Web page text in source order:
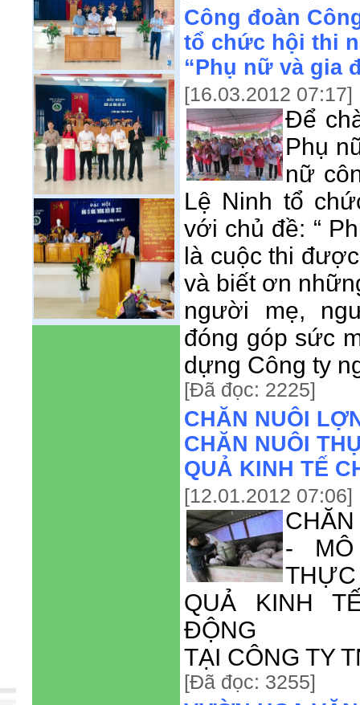
Công đoàn
tổ chức hội thi
“Phụ nữ và gia
[16.03.2012 07:17]
Để
Phụ
nữ
Lệ Ninh tổ
với chủ đề: “
là cuộc thi
và biết ơn
người mẹ,
đóng góp sức
dựng Công ty
[Đã đọc: 2225]
CHĂN NUÔI
CHĂN NUÔI
QUẢ KINH TẾ
[12.01.2012 07:06]
- MÔ
QUẢ KINH
ĐỘNG
TẠI CÔNG TY
[Đã đọc: 3255]